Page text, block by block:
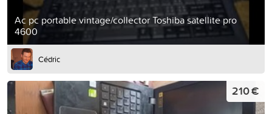
Ac pc portable vintage/collector Toshiba satellite pro
4600
Cédric
210 €